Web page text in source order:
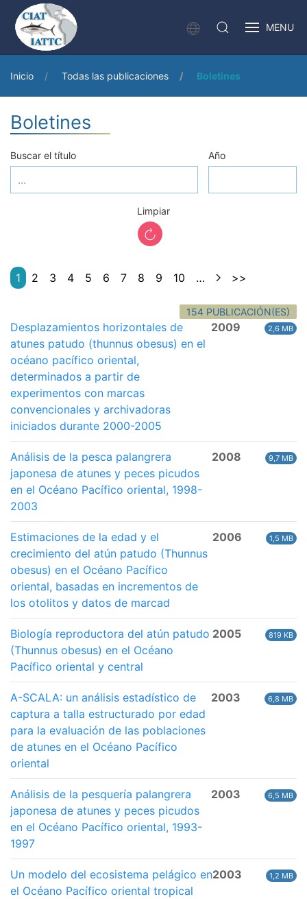
MENU
Inicio Todas las publicaciones Boletines
Boletines
Buscar el título Año
Limpiar
1 2 3 4 5 6 7 8 9 10 … >>
154 PUBLICACIÓN(ES)
Desplazamientos horizontales de
atunes patudo (thunnus obesus) en el
océano pacífico oriental,
determinados a partir de
experimentos con marcas
convencionales y archivadoras
iniciados durante 2000-2005
2009 2,6 MB
Análisis de la pesca palangrera
japonesa de atunes y peces picudos
en el Océano Pacífico oriental, 1998-
2003
2008 9,7 MB
Estimaciones de la edad y el
crecimiento del atún patudo (Thunnus
obesus) en el Océano Pacífico
oriental, basadas en incrementos de
los otolitos y datos de marcad
2006 1,5 MB
Biología reproductora del atún patudo
(Thunnus obesus) en el Océano
Pacífico oriental y central
2005 819 KB
A-SCALA: un análisis estadístico de
captura a talla estructurado por edad
para la evaluación de las poblaciones
de atunes en el Océano Pacífico
oriental
2003 6,8 MB
Análisis de la pesquería palangrera
japonesa de atunes y peces picudos
en el Océano Pacífico oriental, 1993-
1997
2003 6,5 MB
Un modelo del ecosistema pelágico en
el Océano Pacífico oriental tropical
2003 1,2 MB